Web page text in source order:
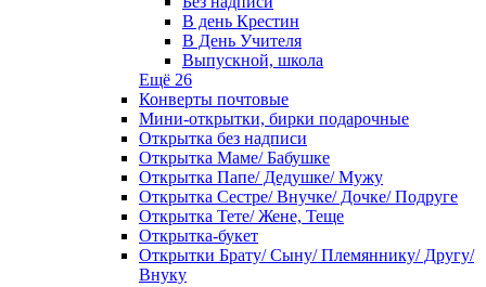
В день Крестин
В День Учителя
Выпускной, школа
Ещё 26
Конверты почтовые
Мини-открытки, бирки подарочные
Открытка без надписи
Открытка Маме/ Бабушке
Открытка Папе/ Дедушке/ Мужу
Открытка Сестре/ Внучке/ Дочке/ Подруге
Открытка Тете/ Жене, Теще
Открытка-букет
Открытки Брату/ Сыну/ Племяннику/ Другу/
Внуку